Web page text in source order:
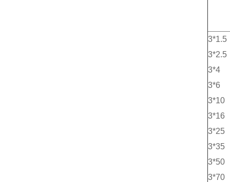
3*1.5
3*2.5
3*4
3*6
3*10
3*16
3*25
3*35
3*50
3*70